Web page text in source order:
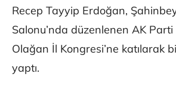
Recep Tayyip Erdoğan,
Salonu’nda düzenlenen AK
Olağan İl Kongresi’ne katılarak
yaptı.